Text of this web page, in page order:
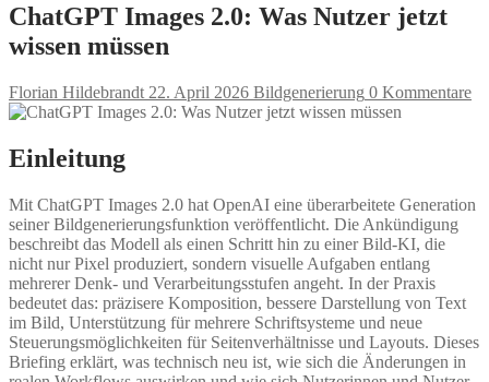
ChatGPT Images 2.0: Was Nutzer jetzt
wissen müssen
Florian Hildebrandt 22. April 2026 Bildgenerierung 0 Kommentare
Einleitung
Mit ChatGPT Images 2.0 hat OpenAI eine überarbeitete Generation
seiner Bildgenerierungsfunktion veröffentlicht. Die Ankündigung
beschreibt das Modell als einen Schritt hin zu einer Bild-KI, die
nicht nur Pixel produziert, sondern visuelle Aufgaben entlang
mehrerer Denk- und Verarbeitungsstufen angeht. In der Praxis
bedeutet das: präzisere Komposition, bessere Darstellung von Text
im Bild, Unterstützung für mehrere Schriftsysteme und neue
Steuerungsmöglichkeiten für Seitenverhältnisse und Layouts. Dieses
Briefing erklärt, was technisch neu ist, wie sich die Änderungen in